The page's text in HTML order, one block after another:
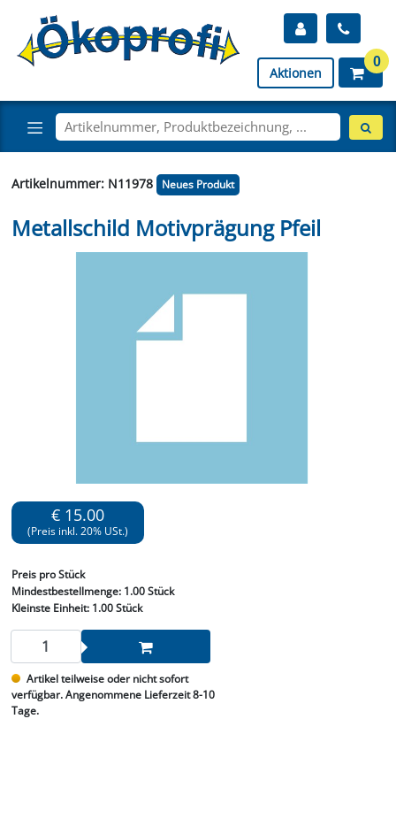
Aktionen
0
Artikelnummer: N11978 Neues Produkt
Metallschild Motivprägung Pfeil
€ 15.00
(Preis inkl. 20% USt.)
Preis pro Stück
Mindestbestellmenge: 1.00 Stück
Kleinste Einheit:1.00 Stück
Artikel teilweise oder nicht sofort
verfügbar. Angenommene Lieferzeit 8-10
Tage.